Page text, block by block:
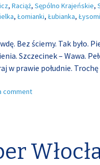
, Raciąż, Sępólno Krajeńskie,
, Łomianki, Łubianka,
Bez ściemy. Tak było.
Szczecinek – Wawa.
w prawie południe.
comment